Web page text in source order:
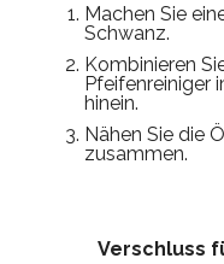
Machen Sie
Schwanz.
Kombinieren
Pfeifenreiniger
hinein.
Nähen Sie die
zusammen.
Verschluss